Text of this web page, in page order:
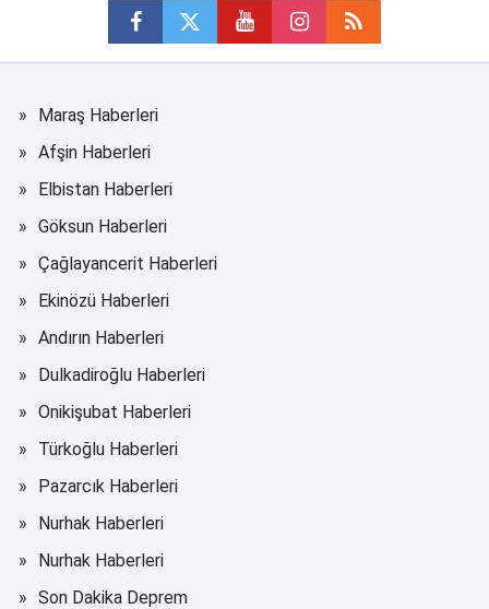
Maraş Haberleri
Afşin Haberleri
Elbistan Haberleri
Göksun Haberleri
Çağlayancerit Haberleri
Ekinözü Haberleri
Andırın Haberleri
Dulkadiroğlu Haberleri
Onikişubat Haberleri
Türkoğlu Haberleri
Pazarcık Haberleri
Nurhak Haberleri
Nurhak Haberleri
Son Dakika Deprem